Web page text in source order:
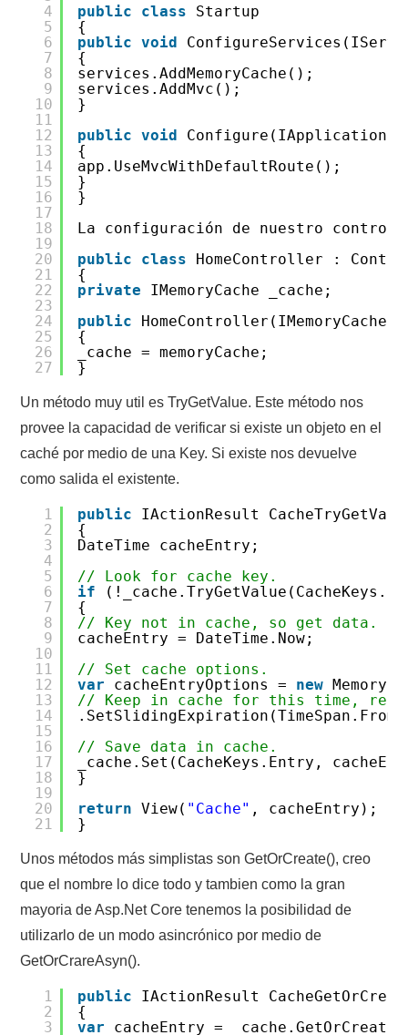
4
5
6
7
8
9
10
11
12
13
14
15
16
17
18
19
20
21
22
23
24
25
26
27
public
class
Startup
{
public
void
{
services.AddMemoryCache();
services.AddMvc();
}
public
void
{
app.UseMvcWithDefaultRoute();
}
}
La configuración de nuestro
public
class
HomeController :
{
private
IMemoryCache _cache;
public
HomeController(IMemoryCache
{
_cache = memoryCache;
}
Un método muy util es TryGetValue. Este método nos
provee la capacidad de verificar si existe un objeto en el
caché por medio de una Key. Si existe nos devuelve
como salida el existente.
1
2
3
4
5
6
7
8
9
10
11
12
13
14
15
16
17
18
19
20
21
public
IActionResult
{
DateTime cacheEntry;
// Look for cache key.
if
{
// Key not in cache, so get data.
cacheEntry = DateTime.Now;
// Set cache options.
var
cacheEntryOptions = new
// Keep in cache for this time,
// Save data in cache.
_cache.Set(CacheKeys.Entry,
}
return
View( "Cache" , cacheEntry);
}
Unos métodos más simplistas son GetOrCreate(), creo
que el nombre lo dice todo y tambien como la gran
mayoria de Asp.Net Core tenemos la posibilidad de
utilizarlo de un modo asincrónico por medio de
GetOrCrareAsyn().
1
2
3
public
IActionResult
{
var
cacheEntry =